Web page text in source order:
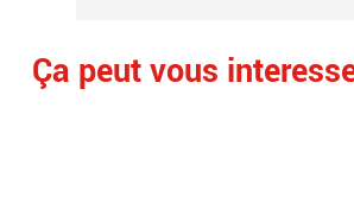
Ça peut vous